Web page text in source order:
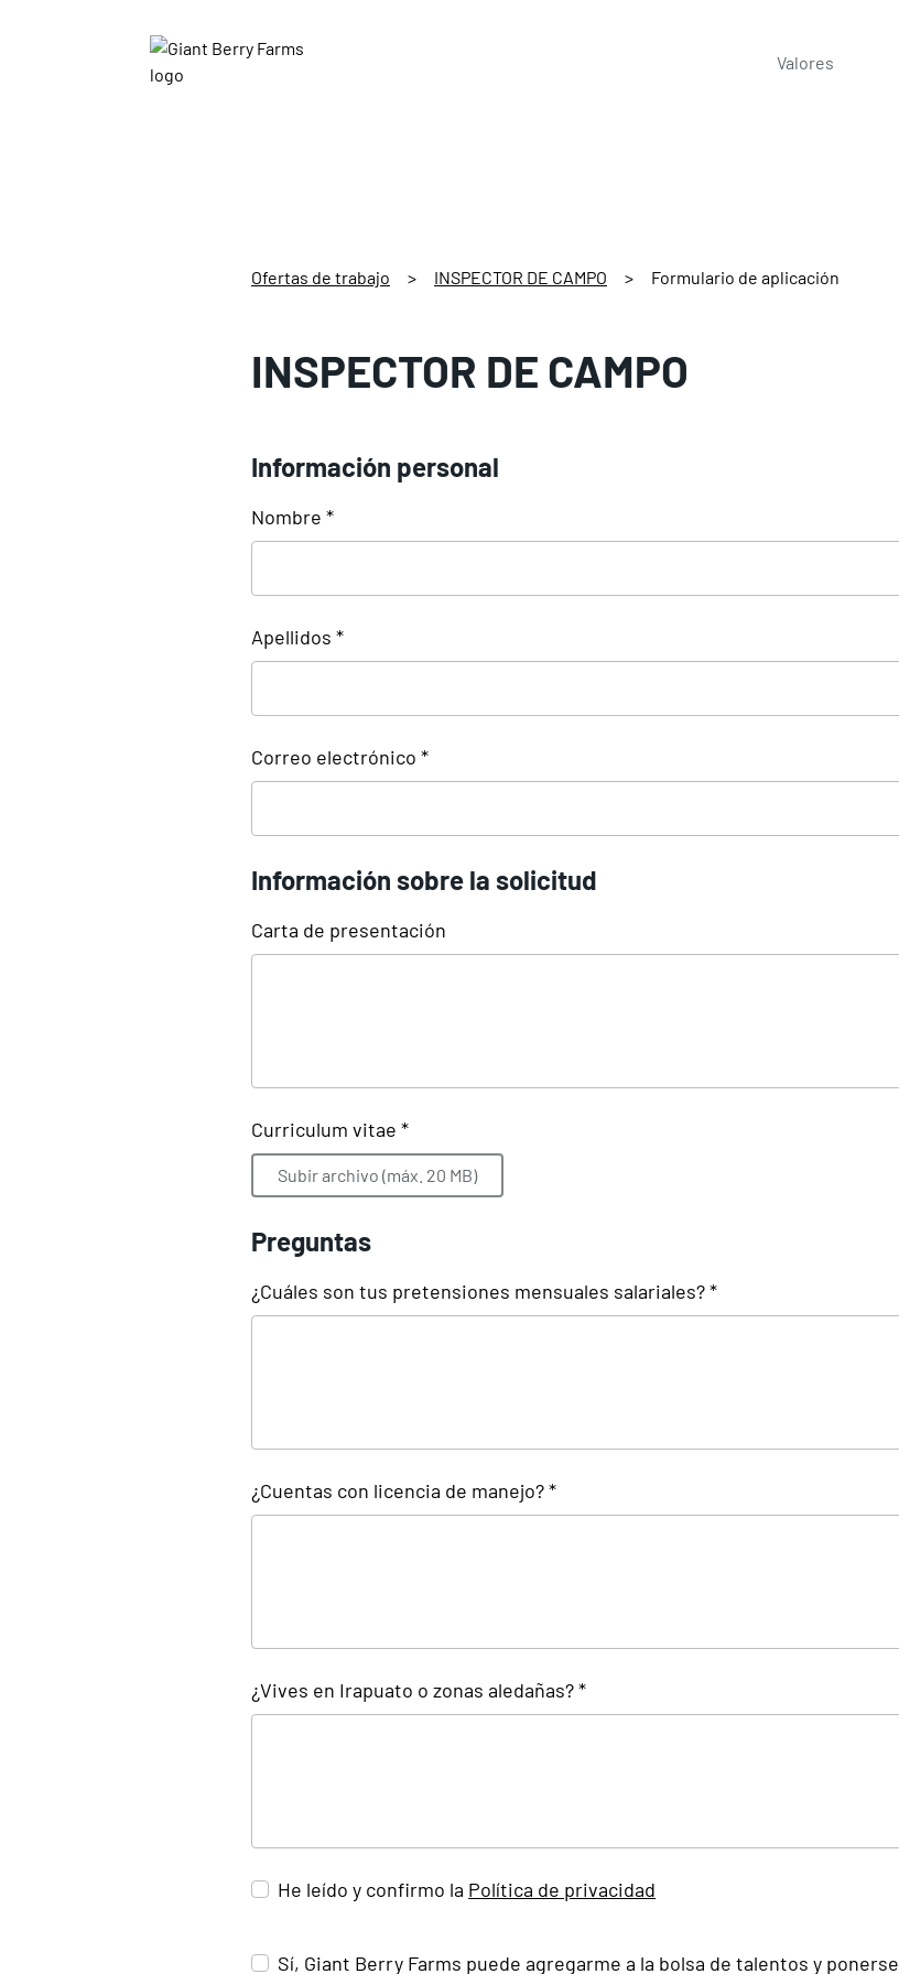
Valores
Ofertas de trabajo > INSPECTOR DE CAMPO > Formulario de aplicación
INSPECTOR DE CAMPO
Información personal
Nombre *
Apellidos *
Correo electrónico *
Información sobre la solicitud
Carta de presentación
Curriculum vitae *
Subir archivo (máx. 20 MB)
Preguntas
¿Cuáles son tus pretensiones mensuales salariales? *
¿Cuentas con licencia de manejo? *
¿Vives en Irapuato o zonas aledañas? *
He leído y confirmo la Política de privacidad
Sí, Giant Berry Farms puede agregarme a la bolsa de talentos y ponerse